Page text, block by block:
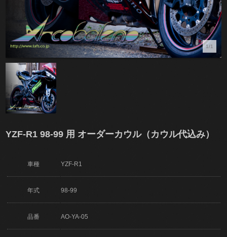
1/1
YZF-R1 98-99 用 オーダーカウル（カウル代込み）
車種 YZF-R1
年式 98-99
品番 AO-YA-05